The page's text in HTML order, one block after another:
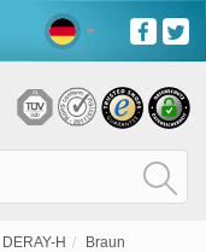
DERAY-H
Braun